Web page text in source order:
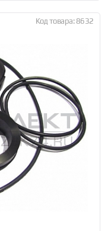
Код товара: 8632